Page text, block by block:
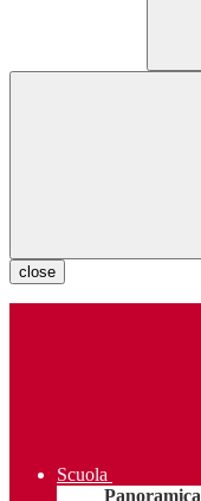
close
Scuola
Panoramica